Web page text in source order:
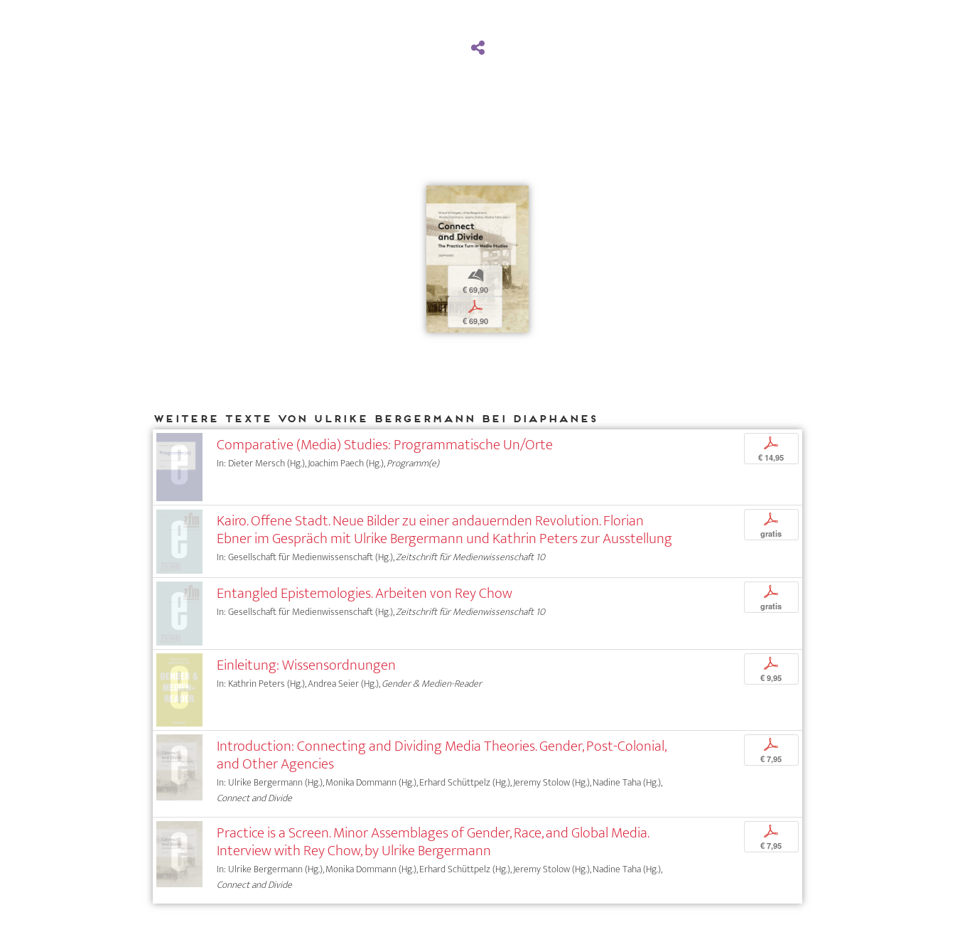
b
€ 69,90
p
€ 69,90
Weitere Texte von Ulrike Bergermann bei DIAPHANES
Comparative (Media) Studies: Programmatische Un/Orte
In: Dieter Mersch (Hg.), Joachim Paech (Hg.),Programm(e)
p
€ 14,95
Kairo. Offene Stadt. Neue Bilder zu einer andauernden Revolution. Florian
Ebner im Gespräch mit Ulrike Bergermann und Kathrin Peters zur Ausstellung
In: Gesellschaft für Medienwissenschaft (Hg.),Zeitschrift für Medienwissenschaft 10
p
gratis
Entangled Epistemologies. Arbeiten von Rey Chow
In: Gesellschaft für Medienwissenschaft (Hg.),Zeitschrift für Medienwissenschaft 10
p
gratis
Einleitung: Wissensordnungen
In: Kathrin Peters (Hg.), Andrea Seier (Hg.),Gender & Medien-Reader
p
€ 9,95
Introduction: Connecting and Dividing Media Theories. Gender, Post-Colonial,
and Other Agencies
In: Ulrike Bergermann (Hg.), Monika Dommann (Hg.), Erhard Schüttpelz (Hg.), Jeremy Stolow (Hg.), Nadine Taha (Hg.),
Connect and Divide
p
€ 7,95
Practice is a Screen. Minor Assemblages of Gender, Race, and Global Media.
Interview with Rey Chow, by Ulrike Bergermann
In: Ulrike Bergermann (Hg.), Monika Dommann (Hg.), Erhard Schüttpelz (Hg.), Jeremy Stolow (Hg.), Nadine Taha (Hg.),
Connect and Divide
p
€ 7,95